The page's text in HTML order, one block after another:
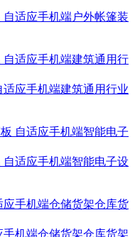
自适应手机端户外帐篷装
适应手机端建筑通用行业
自适应手机端智能电子设
手机端仓储货架仓库货架